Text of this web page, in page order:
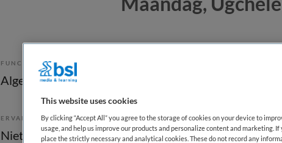
FUNCTIE
Algemeen verpleegkundige
ERVARING
Niet nader bepaald
DIENSTVERBAND
Niet nader bepaald
This website uses cookies
By clicking “Accept All” you agree to the storage of cookies on your device to
usage, and help us improve our products and personalize content and marketing.
place the strictly necessary and analytical cookies. These do not record any